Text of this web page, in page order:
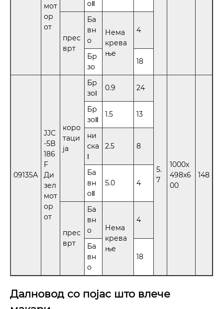
мот
ор
от
оⅡ
прес
врт
Ба
вн
о
Нема
крева
ње
4
Бр
зо
18
09135А
JJC
-5B
186
F
Ди
зел
мот
ор
от
коро
таци
ја
Бр
зоⅠ
0.9 24
5.
7
1000x
498x6
00
148
Бр
зоⅡ
1.5 13
ни
ска
Ⅰ
2.5 8
Ба
вн
оⅡ
5.0 4
прес
врт
Ба
вн
о
Нема
крева
ње
4
Ба
вн
о
18
Далновод со појас што влече